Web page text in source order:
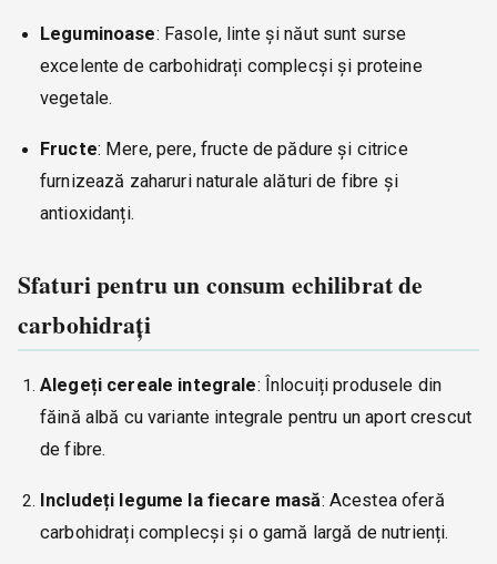
Leguminoase: Fasole, linte și năut sunt surse
excelente de carbohidrați complecși și proteine
vegetale.
Fructe: Mere, pere, fructe de pădure și citrice
furnizează zaharuri naturale alături de fibre și
antioxidanți.
Sfaturi pentru un consum echilibrat de
carbohidrați
Alegeți cereale integrale: Înlocuiți produsele din
făină albă cu variante integrale pentru un aport crescut
de fibre.
Includeți legume la fiecare masă: Acestea oferă
carbohidrați complecși și o gamă largă de nutrienți.